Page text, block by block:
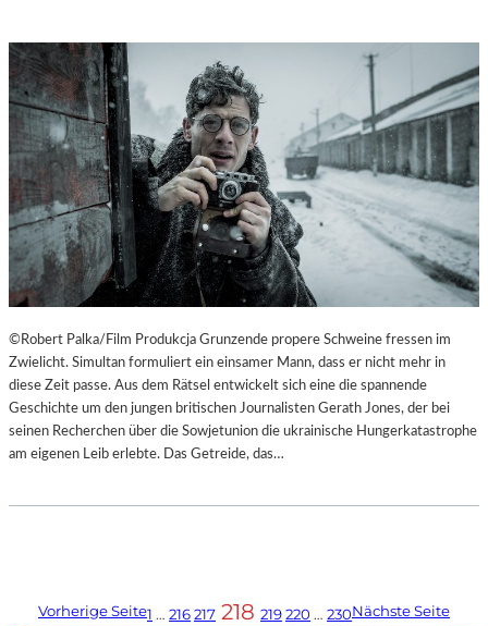
©Robert Palka/Film Produkcja Grunzende propere Schweine fressen im
Zwielicht. Simultan formuliert ein einsamer Mann, dass er nicht mehr in
diese Zeit passe. Aus dem Rätsel entwickelt sich eine die spannende
Geschichte um den jungen britischen Journalisten Gerath Jones, der bei
seinen Recherchen über die Sowjetunion die ukrainische Hungerkatastrophe
am eigenen Leib erlebte. Das Getreide, das…
Vorherige Seite1 … 216217 218 219220 … 230Nächste Seite